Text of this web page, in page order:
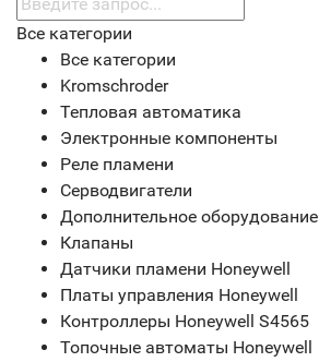
Все категории
Все категории
Kromschroder
Тепловая автоматика
Электронные компоненты
Реле пламени
Серводвигатели
Дополнительное оборудование
Клапаны
Датчики пламени Honeywell
Платы управления Honeywell
Контроллеры Honeywell S4565
Топочные автоматы Honeywell